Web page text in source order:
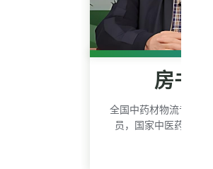
房书
全国中药材物流专家委
员，国家中医药管理